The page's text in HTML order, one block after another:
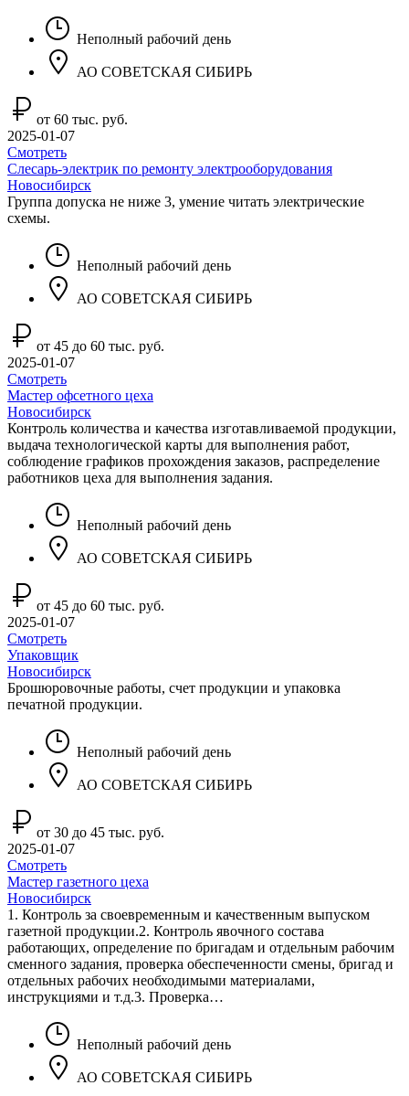
Неполный рабочий день
АО СОВЕТСКАЯ СИБИРЬ
от 60 тыс. руб.
2025-01-07
Смотреть
Слесарь-электрик по ремонту электрооборудования
Новосибирск
Группа допуска не ниже 3, умение читать электрические
схемы.
Неполный рабочий день
АО СОВЕТСКАЯ СИБИРЬ
от 45 до 60 тыс. руб.
2025-01-07
Смотреть
Мастер офсетного цеха
Новосибирск
Контроль количества и качества изготавливаемой продукции,
выдача технологической карты для выполнения работ,
соблюдение графиков прохождения заказов, распределение
работников цеха для выполнения задания.
Неполный рабочий день
АО СОВЕТСКАЯ СИБИРЬ
от 45 до 60 тыс. руб.
2025-01-07
Смотреть
Упаковщик
Новосибирск
Брошюровочные работы, счет продукции и упаковка
печатной продукции.
Неполный рабочий день
АО СОВЕТСКАЯ СИБИРЬ
от 30 до 45 тыс. руб.
2025-01-07
Смотреть
Мастер газетного цеха
Новосибирск
1. Контроль за своевременным и качественным выпуском
газетной продукции.2. Контроль явочного состава
работающих, определение по бригадам и отдельным рабочим
сменного задания, проверка обеспеченности смены, бригад и
отдельных рабочих необходимыми материалами,
инструкциями и т.д.3. Проверка…
Неполный рабочий день
АО СОВЕТСКАЯ СИБИРЬ